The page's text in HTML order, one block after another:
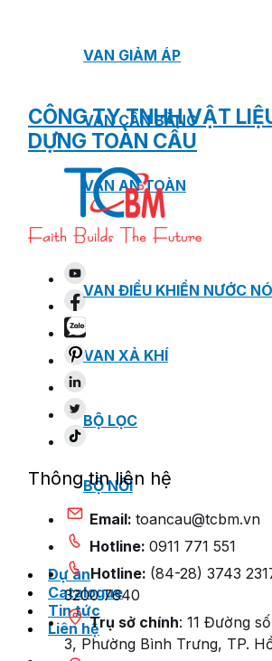
VAN GIẢM ÁP
VAN CÂN BẰNG
VAN AN TOÀN
VAN ĐIỀU KHIỂN NƯỚC
VAN XẢ KHÍ
BỘ LỌC
BỘ NỐI
Dự án
Catalogue
Tin tức
Liên hệ
CÔNG TY TNHH VẬT
DỰNG TOÀN CẦU
Thông tin liên hệ
Email: toancau@tcbm.vn
Hotline: 0911 771 551
Hotline: (84-28) 3743
3200 7640
Trụ sở chính: 11 Đường
3, Phường Bình Trưng, TP.